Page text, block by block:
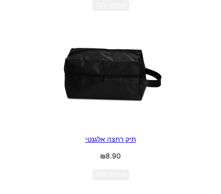
תיק רחצה אלגנטי
₪8.90